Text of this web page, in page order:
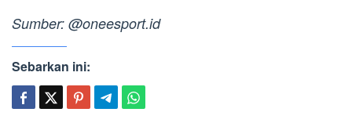
Sumber: @oneesport.id
Sebarkan ini: